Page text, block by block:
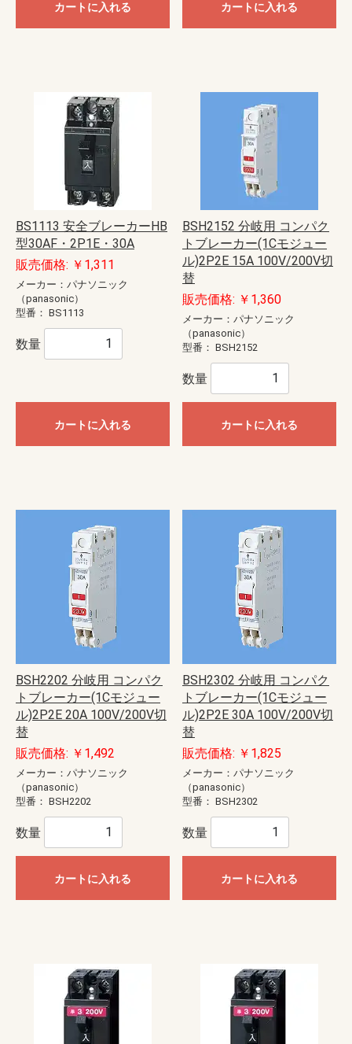
カートに入れる カートに入れる
BS1113 安全ブレーカーHB
型30AF・2P1E・30A
販売価格: ￥1,311
メーカー：パナソニック
（panasonic）
型番： BS1113
数量
カートに入れる
BSH2152 分岐用 コンパク
トブレーカー(1Cモジュー
ル)2P2E 15A 100V/200V切
替
販売価格: ￥1,360
メーカー：パナソニック
（panasonic）
型番： BSH2152
数量
カートに入れる
BSH2202 分岐用 コンパク
トブレーカー(1Cモジュー
ル)2P2E 20A 100V/200V切
替
販売価格: ￥1,492
メーカー：パナソニック
（panasonic）
型番： BSH2202
数量
カートに入れる
BSH2302 分岐用 コンパク
トブレーカー(1Cモジュー
ル)2P2E 30A 100V/200V切
替
販売価格: ￥1,825
メーカー：パナソニック
（panasonic）
型番： BSH2302
数量
カートに入れる